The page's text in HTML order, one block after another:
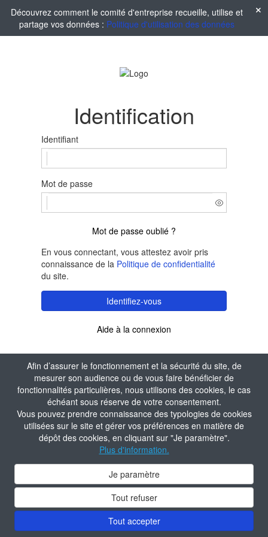
Afin d’assurer le fonctionnement et la sécurité du site, de
mesurer son audience ou de vous faire bénéficier de
fonctionnalités particulières, nous utilisons des cookies, le cas
échéant sous réserve de votre consentement.
Vous pouvez prendre connaissance des typologies de cookies
utilisées sur le site et gérer vos préférences en matière de
dépôt des cookies, en cliquant sur "Je paramètre".
Plus d'information.
Je paramètre
Tout refuser
Tout accepter
Découvrez comment le comité d'entreprise recueille, utilise et
partage vos données : Politique d'utilisation des données
Identification
Identifiant
Mot de passe
Mot de passe oublié ?
En vous connectant, vous attestez avoir pris
connaissance de la Politique de confidentialité
du site.
Identifiez-vous
Aide à la connexion